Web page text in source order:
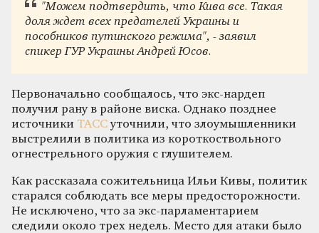
"Можем подтвердить, что Кива все. Такая
доля ждет всех предателей Украины и
пособников путинского режима", - заявил
спикер ГУР Украины Андрей Юсов.
Первоначально сообщалось, что экс-нардеп
получил рану в районе виска. Однако позднее
источники ТАССуточнили, что злоумышленники
выстрелили в политика из короткоствольного
огнестрельного оружия с глушителем.
Как рассказала сожительница Ильи Кивы, политик
старался соблюдать все меры предосторожности.
Не исключено, что за экс-парламентарием
следили около трех недель. Место для атаки было